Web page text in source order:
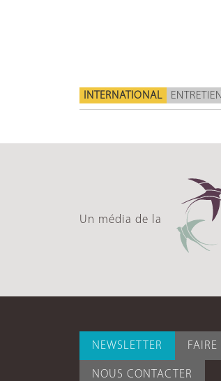
INTERNATIONAL ENTRETIEN
Un média de la
NEWSLETTER
NOUS CONTACTER